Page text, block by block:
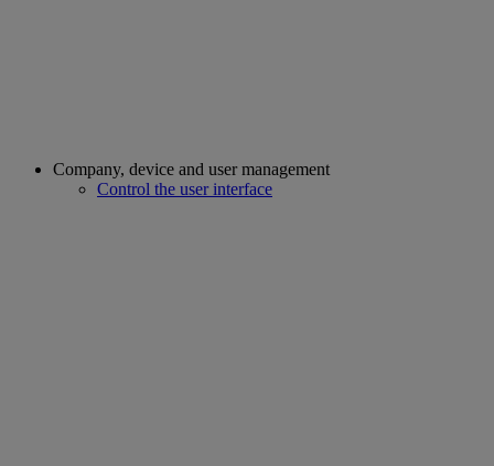
Company, device and user management
Control the user interface